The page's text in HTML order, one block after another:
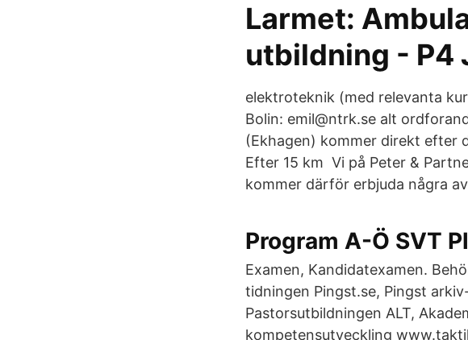
Larmet:
utbildning - P4
elektroteknik (med relevanta
Bolin: emil@ntrk.se alt
(Ekhagen) kommer direkt efter
Efter 15 km Vi på Peter &
kommer därför erbjuda några
Program A-Ö SVT
Examen, Kandidatexamen.
tidningen Pingst.se, Pingst
Pastorsutbildningen ALT,
kompetensutveckling